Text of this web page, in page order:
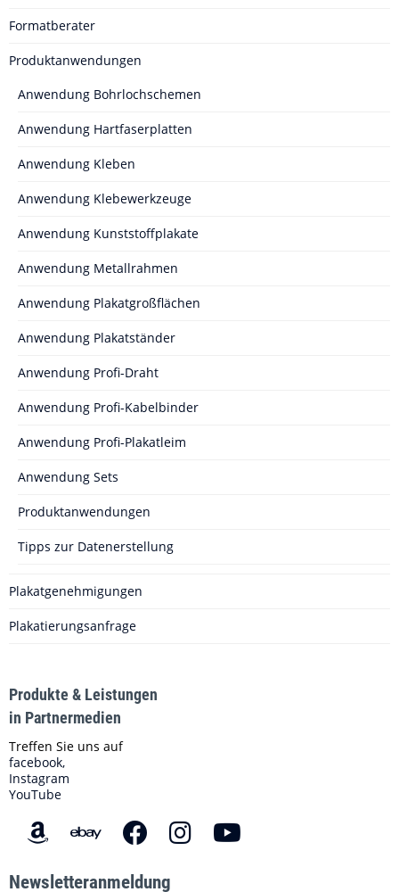
Formatberater
Produktanwendungen
Anwendung Bohrlochschemen
Anwendung Hartfaserplatten
Anwendung Kleben
Anwendung Klebewerkzeuge
Anwendung Kunststoffplakate
Anwendung Metallrahmen
Anwendung Plakatgroßflächen
Anwendung Plakatständer
Anwendung Profi-Draht
Anwendung Profi-Kabelbinder
Anwendung Profi-Plakatleim
Anwendung Sets
Produktanwendungen
Tipps zur Datenerstellung
Plakatgenehmigungen
Plakatierungsanfrage
Produkte & Leistungen
in Partnermedien
Treffen Sie uns auf
facebook,
Instagram
YouTube
Newsletteranmeldung